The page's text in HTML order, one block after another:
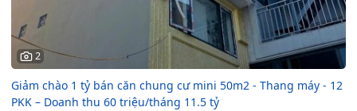
2
Giảm chào 1 tỷ bán căn chung cư mini 50m2 - Thang máy - 12
PKK – Doanh thu 60 triệu/tháng 11.5 tỷ